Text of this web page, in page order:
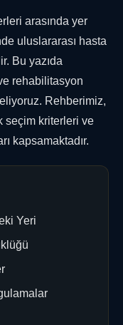
arasında yer
uluslararası hasta
Bu yazıda
rehabilitasyon
Rehberimiz,
seçim kriterleri ve
kapsamaktadır.
Yeri